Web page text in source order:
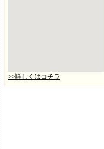
>>詳しくはコチラ